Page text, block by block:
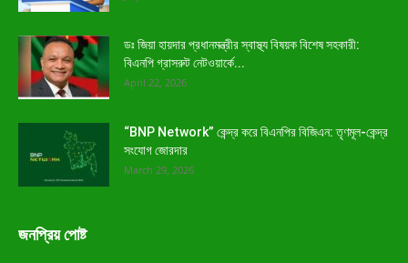
ডঃ জিয়া হায়দার প্রধানমন্ত্রীর স্বাস্থ্য বিষয়ক বিশেষ সহকারী:
বিএনপি গ্রাসরুট নেটওয়ার্কে...
April 22, 2026
“BNP Network” কেন্দ্র করে বিএনপির বিজিএন: তৃণমূল-কেন্দ্র
সংযোগ জোরদার
March 29, 2026
জনপ্রিয় পোষ্ট